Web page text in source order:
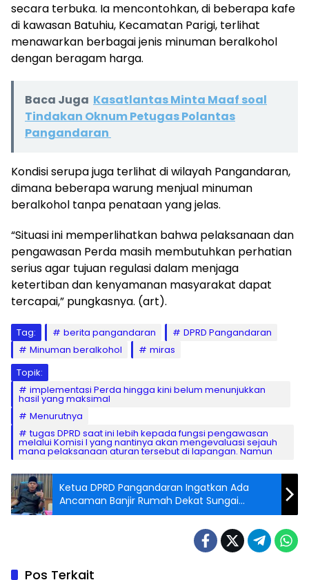
secara terbuka. Ia mencontohkan, di beberapa kafe
di kawasan Batuhiu, Kecamatan Parigi, terlihat
menawarkan berbagai jenis minuman beralkohol
dengan beragam harga.
Baca Juga Kasatlantas Minta Maaf soal
Tindakan Oknum Petugas Polantas
Pangandaran
Kondisi serupa juga terlihat di wilayah Pangandaran,
dimana beberapa warung menjual minuman
beralkohol tanpa penataan yang jelas.
“Situasi ini memperlihatkan bahwa pelaksanaan dan
pengawasan Perda masih membutuhkan perhatian
serius agar tujuan regulasi dalam menjaga
ketertiban dan kenyamanan masyarakat dapat
tercapai,” pungkasnya. (art).
Tag: berita pangandaran
DPRD Pangandaran
Minuman beralkohol
miras
Topik:
implementasi Perda hingga kini belum menunjukkan
hasil yang maksimal
Menurutnya
tugas DPRD saat ini lebih kepada fungsi pengawasan
melalui Komisi I yang nantinya akan mengevaluasi sejauh
mana pelaksanaan aturan tersebut di lapangan. Namun
Ketua DPRD Pangandaran Ingatkan Ada
Ancaman Banjir Rumah Dekat Sungai
Citanduy
Pos Terkait